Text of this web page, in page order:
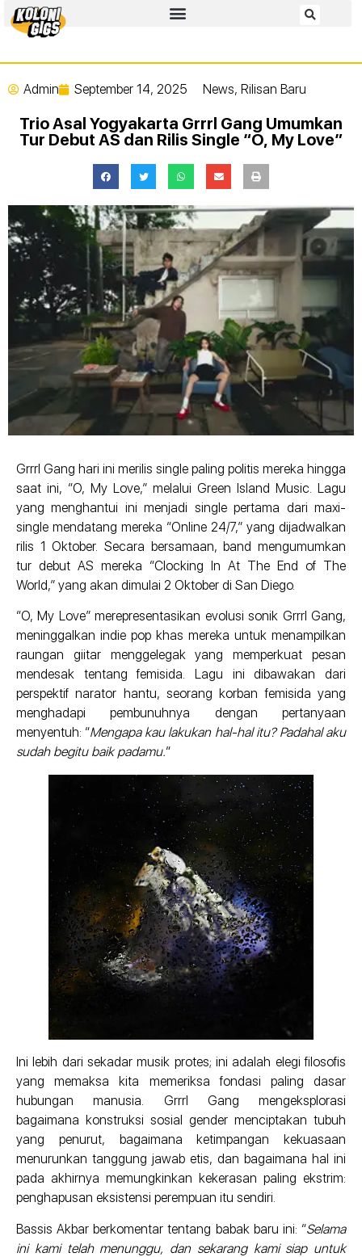
Admin September 14, 2025 News, Rilisan Baru
Trio Asal Yogyakarta Grrrl Gang Umumkan
Tur Debut AS dan Rilis Single “O, My Love”
Grrrl Gang hari ini merilis single paling politis mereka hingga
saat ini, “O, My Love,” melalui Green Island Music. Lagu
yang menghantui ini menjadi single pertama dari maxi-
single mendatang mereka “Online 24/7,” yang dijadwalkan
rilis 1 Oktober. Secara bersamaan, band mengumumkan
tur debut AS mereka “Clocking In At The End of The
World,” yang akan dimulai 2 Oktober di San Diego.
“O, My Love” merepresentasikan evolusi sonik Grrrl Gang,
meninggalkan indie pop khas mereka untuk menampilkan
raungan giitar menggelegak yang memperkuat pesan
mendesak tentang femisida. Lagu ini dibawakan dari
perspektif narator hantu, seorang korban femisida yang
menghadapi pembunuhnya dengan pertanyaan
menyentuh: “Mengapa kau lakukan hal-hal itu? Padahal aku
sudah begitu baik padamu.“
Ini lebih dari sekadar musik protes; ini adalah elegi filosofis
yang memaksa kita memeriksa fondasi paling dasar
hubungan manusia. Grrrl Gang mengeksplorasi
bagaimana konstruksi sosial gender menciptakan tubuh
yang penurut, bagaimana ketimpangan kekuasaan
menurunkan tanggung jawab etis, dan bagaimana hal ini
pada akhirnya memungkinkan kekerasan paling ekstrim:
penghapusan eksistensi perempuan itu sendiri.
Bassis Akbar berkomentar tentang babak baru ini: “Selama
ini kami telah menunggu, dan sekarang kami siap untuk